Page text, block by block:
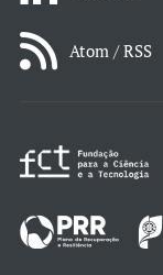
Atom / RSS